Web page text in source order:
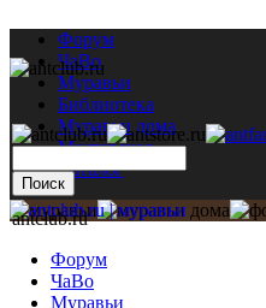
Форум
ЧаВо
Муравьи
Библиотека
Муравьи дома
Мастерская
Каталог
antclub.ru
Форум
ЧаВо
Муравьи